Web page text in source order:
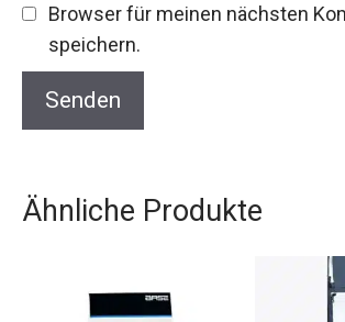
Browser für meinen nächsten
speichern.
Ähnliche Produkte